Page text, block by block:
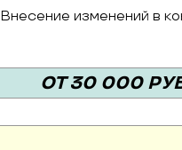
Внесение изменений в
ОТ 30 000